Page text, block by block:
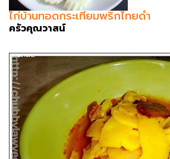
ไก่บ้านทอดกระเทียมพริกไทยดำ
ครัวคุณวาสน์